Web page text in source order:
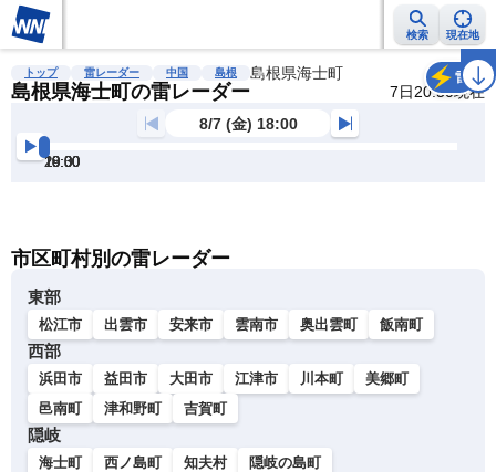
検索 現在地
雨雲レーダー 台風情報 地震情報 警報・注意報 2週間天気 ラ
トップ 雷レーダー 中国 島根 島根県海士町
島根県海士町の雷レーダー 7日20:50現在
雷
8/7 (金) 18:00
18:00
18:30
19:00
19:30
20:00
20:30
市区町村別の雷レーダー
東部
松江市 出雲市 安来市 雲南市 奥出雲町 飯南町
西部
浜田市 益田市 大田市 江津市 川本町
美郷町
邑南町
津和野町 吉賀町
隠岐
海士町 西ノ島町 知夫村 隠岐の島町